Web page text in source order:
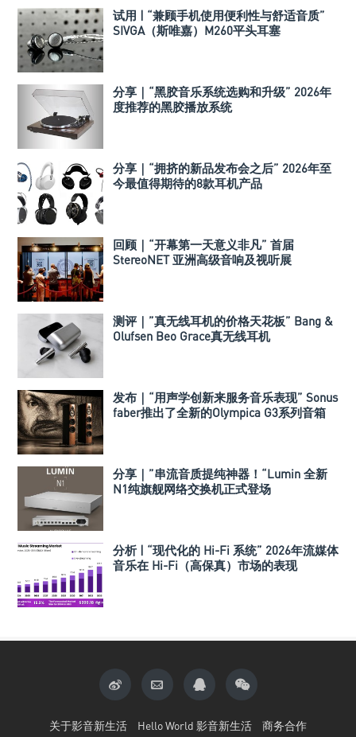
试用 | “兼顾手机使用便利性与舒适音质”
SIVGA（斯唯嘉）M260平头耳塞
分享｜“黑胶音乐系统选购和升级” 2026年
度推荐的黑胶播放系统
分享｜“拥挤的新品发布会之后” 2026年至
今最值得期待的8款耳机产品
回顾｜“开幕第一天意义非凡” 首届
StereoNET 亚洲高级音响及视听展
测评｜”真无线耳机的价格天花板” Bang &
Olufsen Beo Grace真无线耳机
发布｜“用声学创新来服务音乐表现” Sonus
faber推出了全新的Olympica G3系列音箱
分享｜”串流音质提纯神器！“Lumin 全新
N1纯旗舰网络交换机正式登场
分析 | “现代化的 Hi-Fi 系统” 2026年流媒体
音乐在 Hi-Fi（高保真）市场的表现
关于影音新生活 Hello World 影音新生活 商务合作